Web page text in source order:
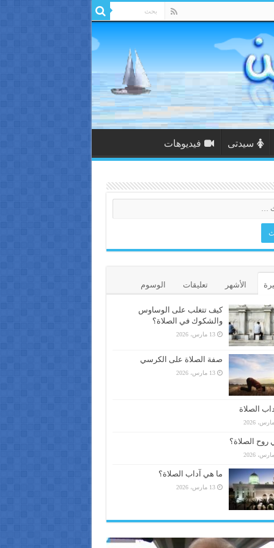
سيدتى فيديوهات
الأشهر تعليقات الوسوم
كيف تتغلب على الوساوس
والشكوك في الصلاة؟
13 مارس، 2026
صفة الصلاة على الكرسي
13 مارس، 2026
الصلاة
روح الصلاة؟
ما هي آداب الصلاة؟
13 مارس، 2026